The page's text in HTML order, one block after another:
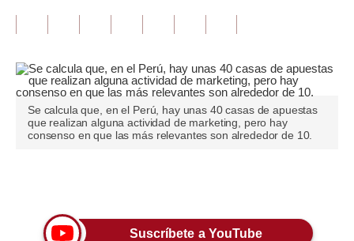
Editorial
Pregunta de hoy
Blogs
Viajes
Se calcula que, en el Perú, hay unas 40 casas de apuestas
que realizan alguna actividad de marketing, pero hay
consenso en que las más relevantes son alrededor de 10.
Suscríbete a YouTube